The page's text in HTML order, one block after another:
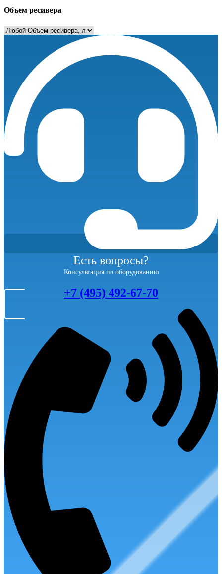
Объем ресивера
Есть вопросы?
Консультация по оборудованию
+7 (495) 492-67-70